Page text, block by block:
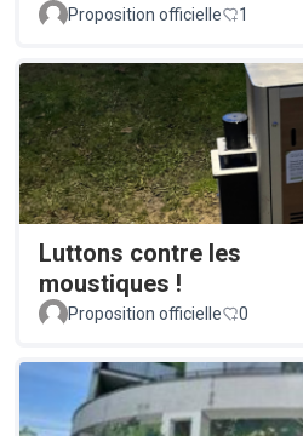
Proposition officielle 1
Luttons contre les
moustiques !
Proposition officielle
0